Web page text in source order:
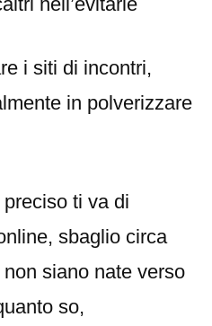
i siti di incontri,
in polverizzare
preciso ti va di
sbaglio circa
siano nate verso
so,